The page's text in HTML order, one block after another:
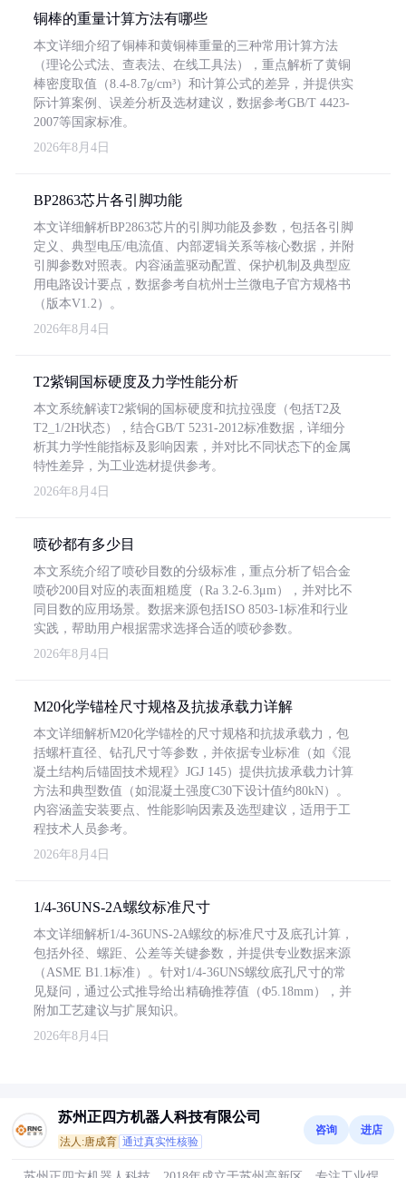
铜棒的重量计算方法有哪些
本文详细介绍了铜棒和黄铜棒重量的三种常用计算方法
（理论公式法、查表法、在线工具法），重点解析了黄铜
棒密度取值（8.4-8.7g/cm³）和计算公式的差异，并提供实
际计算案例、误差分析及选材建议，数据参考GB/T 4423-
2007等国家标准。
2026年8月4日
BP2863芯片各引脚功能
本文详细解析BP2863芯片的引脚功能及参数，包括各引脚
定义、典型电压/电流值、内部逻辑关系等核心数据，并附
引脚参数对照表。内容涵盖驱动配置、保护机制及典型应
用电路设计要点，数据参考自杭州士兰微电子官方规格书
（版本V1.2）。
2026年8月4日
T2紫铜国标硬度及力学性能分析
本文系统解读T2紫铜的国标硬度和抗拉强度（包括T2及
T2_1/2H状态），结合GB/T 5231-2012标准数据，详细分
析其力学性能指标及影响因素，并对比不同状态下的金属
特性差异，为工业选材提供参考。
2026年8月4日
喷砂都有多少目
本文系统介绍了喷砂目数的分级标准，重点分析了铝合金
喷砂200目对应的表面粗糙度（Ra 3.2-6.3μm），并对比不
同目数的应用场景。数据来源包括ISO 8503-1标准和行业
实践，帮助用户根据需求选择合适的喷砂参数。
2026年8月4日
M20化学锚栓尺寸规格及抗拔承载力详解
本文详细解析M20化学锚栓的尺寸规格和抗拔承载力，包
括螺杆直径、钻孔尺寸等参数，并依据专业标准（如《混
凝土结构后锚固技术规程》JGJ 145）提供抗拔承载力计算
方法和典型数值（如混凝土强度C30下设计值约80kN）。
内容涵盖安装要点、性能影响因素及选型建议，适用于工
程技术人员参考。
2026年8月4日
1/4-36UNS-2A螺纹标准尺寸
本文详细解析1/4-36UNS-2A螺纹的标准尺寸及底孔计算，
包括外径、螺距、公差等关键参数，并提供专业数据来源
（ASME B1.1标准）。针对1/4-36UNS螺纹底孔尺寸的常
见疑问，通过公式推导给出精确推荐值（Φ5.18mm），并
附加工艺建议与扩展知识。
2026年8月4日
苏州正四方机器人科技有限公司
法人:唐成育 通过真实性核验
咨询 进店